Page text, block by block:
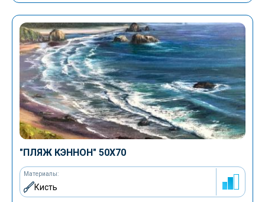
"ПЛЯЖ КЭННОН" 50Х70
Материалы:
Кисть